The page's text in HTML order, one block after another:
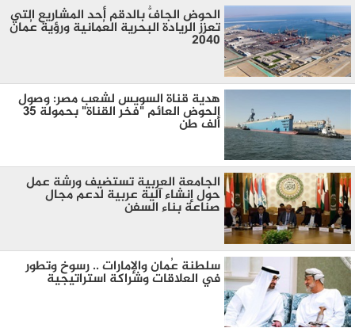
الحوض الجافُّ بالدقم أحد المشاريع التي
تعزز الريادة البحرية العُمانية ورؤية عُمان
2040
هدية قناة السويس لشعب مصر: وصول
الحوض العائم "فخر القناة" بحمولة ٣٥
ألف طن
الجامعة العربية تستضيف ورشة عمل
حول إنشاء آلية عربية لدعم مجال
صناعة بناء السفن
سلطنة عُمان والإمارات .. رسوخ وتطور
في العلاقات وشراكة استراتيجية